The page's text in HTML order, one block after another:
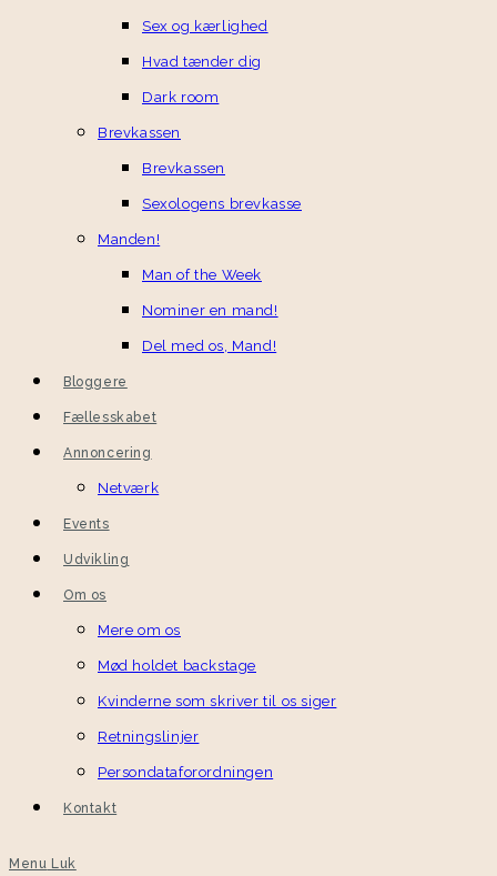
Sex og kærlighed
Hvad tænder dig
Dark room
Brevkassen
Brevkassen
Sexologens brevkasse
Manden!
Man of the Week
Nominer en mand!
Del med os, Mand!
Bloggere
Fællesskabet
Annoncering
Netværk
Events
Udvikling
Om os
Mere om os
Mød holdet backstage
Kvinderne som skriver til os siger
Retningslinjer
Persondataforordningen
Kontakt
Menu Luk